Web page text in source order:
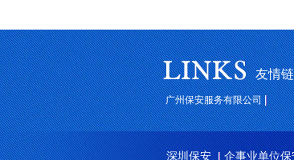
友情
广州保安服务有限公司
深圳保安 企事业单位